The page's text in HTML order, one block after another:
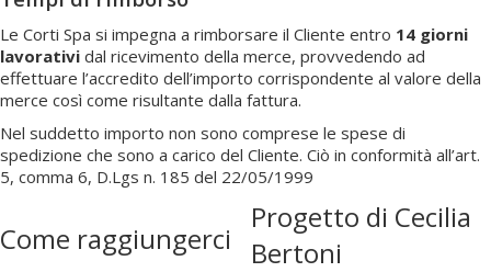
Le Corti Spa si impegna a rimborsare il Cliente entro 14 giorni
lavorativi dal ricevimento della merce, provvedendo ad
effettuare l’accredito dell’importo corrispondente al valore della
merce così come risultante dalla fattura.
Nel suddetto importo non sono comprese le spese di
spedizione che sono a carico del Cliente. Ciò in conformità all’art.
5, comma 6, D.Lgs n. 185 del 22/05/1999
Come raggiungerci
Progetto di Cecilia
Bertoni